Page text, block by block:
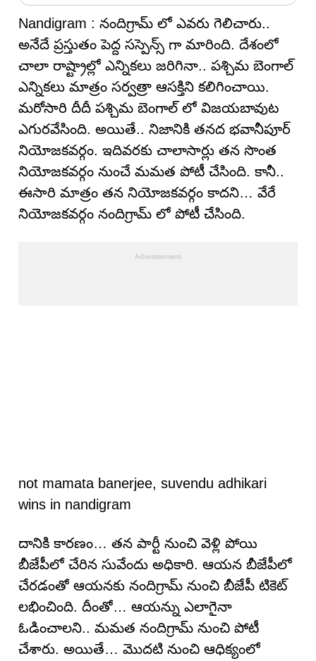
Nandigram : నందిగ్రామ్ లో ఎవరు గెలిచారు..
అనేదే ప్రస్తుతం పెద్ద సస్పెన్స్ గా మారింది. దేశంలో
చాలా రాష్ట్రాల్లో ఎన్నికలు జరిగినా.. పశ్చిమ బెంగాల్
ఎన్నికలు మాత్రం సర్వత్రా ఆసక్తిని కలిగించాయి.
మరోసారి దీదీ పశ్చిమ బెంగాల్ లో విజయబావుట
ఎగురవేసింది. అయితే.. నిజానికి తనద భవానీపూర్
నియోజకవర్గం. ఇదివరకు చాలాసార్లు తన సొంత
నియోజకవర్గం నుంచే మమత పోటీ చేసింది. కానీ..
ఈసారి మాత్రం తన నియోజకవర్గం కాదని… వేరే
నియోజకవర్గం నందిగ్రామ్ లో పోటీ చేసింది.
not mamata banerjee, suvendu adhikari
wins in nandigram
దానికి కారణం… తన పార్టీ నుంచి వెళ్లి పోయి
బీజేపీలో చేరిన సువేందు అధికారి. ఆయన బీజేపీలో
చేరడంతో ఆయనకు నందిగ్రామ్ నుంచి బీజేపీ టికెట్
లభించింది. దీంతో… ఆయన్ను ఎలాగైనా
ఓడించాలని.. మమత నందిగ్రామ్ నుంచి పోటీ
చేశారు. అయితే… మొదటి నుంచి ఆధిక్యంలో